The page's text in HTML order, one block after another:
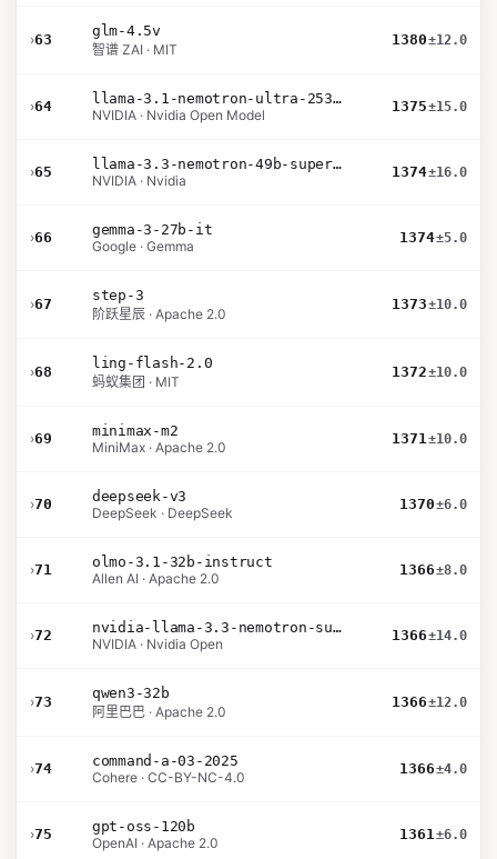
›63
glm-4.5v
智谱 ZAI · MIT
1380±12.0
›64
llama-3.1-nemotron-ultra-253b-v1
NVIDIA · Nvidia Open Model
1375±15.0
›65
llama-3.3-nemotron-49b-super-v1
NVIDIA · Nvidia
1374±16.0
›66
gemma-3-27b-it
Google · Gemma
1374±5.0
›67
step-3
阶跃星辰 · Apache 2.0
1373±10.0
›68
ling-flash-2.0
蚂蚁集团 · MIT
1372±10.0
›69
minimax-m2
MiniMax · Apache 2.0
1371±10.0
›70
deepseek-v3
DeepSeek · DeepSeek
1370±6.0
›71
olmo-3.1-32b-instruct
Allen AI · Apache 2.0
1366±8.0
›72
nvidia-llama-3.3-nemotron-super-49b-v1.5
NVIDIA · Nvidia Open
1366±14.0
›73
qwen3-32b
阿里巴巴 · Apache 2.0
1366±12.0
›74
command-a-03-2025
Cohere · CC-BY-NC-4.0
1366±4.0
›75
gpt-oss-120b
OpenAI · Apache 2.0
1361±6.0